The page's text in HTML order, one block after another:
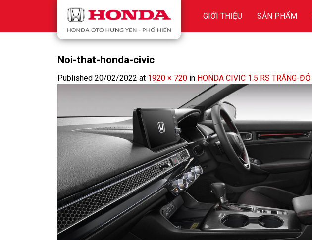
content
GIỚI THIỆU SẢN PHẨM
Noi-that-honda-civic
Published 20/02/2022 at 1920 × 720 in HONDA CIVIC 1.5 RS TRẮNG-ĐỎ